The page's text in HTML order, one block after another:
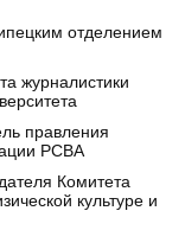
отделением
журналистики
правления
РСВА
Комитета
культуре и